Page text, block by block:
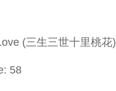
(三生三世十里桃花)
58